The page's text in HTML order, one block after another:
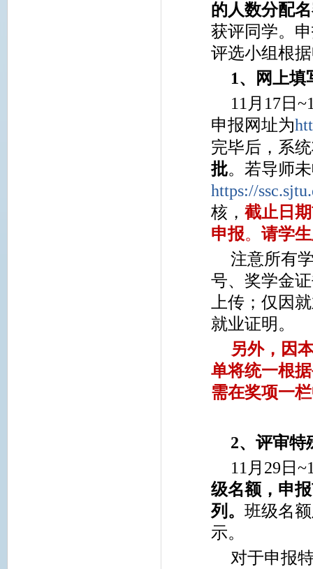
的人数分配
获评同学。
评选小组根
1、网上填
11月17日
申报网址为
完毕后，系
批。若导师
https://
核，截止日
申报。请学
注意所有
号、奖学金
上传；仅因
就业证明。
另外，因
单将统一根
需在奖项一
2、评审特
11 月29日
级名额，申
列。班级名
示。
对于申报